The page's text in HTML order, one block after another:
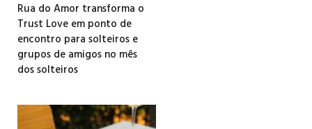
Rua do Amor transforma o
Trust Love em ponto de
encontro para solteiros e
grupos de amigos no mês
dos solteiros